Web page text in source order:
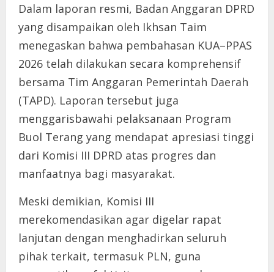
Dalam laporan resmi, Badan Anggaran DPRD
yang disampaikan oleh Ikhsan Taim
menegaskan bahwa pembahasan KUA–PPAS
2026 telah dilakukan secara komprehensif
bersama Tim Anggaran Pemerintah Daerah
(TAPD). Laporan tersebut juga
menggarisbawahi pelaksanaan Program
Buol Terang yang mendapat apresiasi tinggi
dari Komisi III DPRD atas progres dan
manfaatnya bagi masyarakat.
Meski demikian, Komisi III
merekomendasikan agar digelar rapat
lanjutan dengan menghadirkan seluruh
pihak terkait, termasuk PLN, guna